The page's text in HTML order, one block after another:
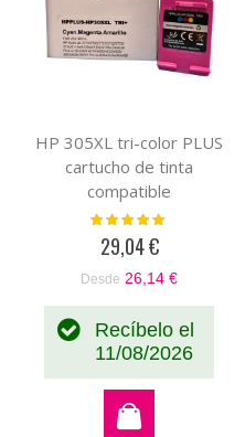
HP 305XL tri-color PLUS
cartucho de tinta
compatible
Valoración:
29,04 €
Desde 26,14 €
Recíbelo el
11/08/2026